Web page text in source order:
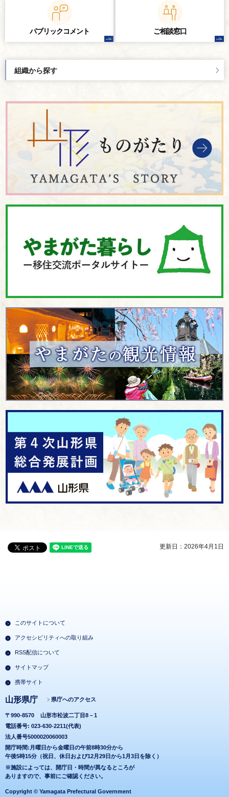
パブリックコメント ご相談窓口
組織から探す
更新日：2026年4月1日
このサイトについて
アクセシビリティへの取り組み
RSS配信について
サイトマップ
携帯サイト
山形県庁 県庁へのアクセス
〒990-8570
山形市松波二丁目8－1
電話番号: 023-630-2211(代表)
法人番号5000020060003
開庁時間:月曜日から金曜日の午前8時30分から
午後5時15分（祝日、休日および12月29日から1月3日を除く）
※施設によっては、開庁日・時間が異なるところが
ありますので、事前にご確認ください。
Copyright © Yamagata Prefectural Government